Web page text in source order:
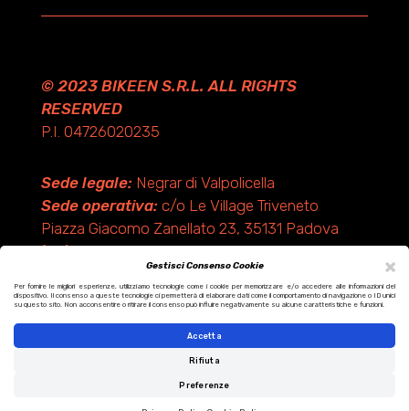
×
Gestisci Consenso Cookie
Per fornire le migliori esperienze, utilizziamo tecnologie come i cookie per memorizzare e/o accedere alle informazioni del
dispositivo. Il consenso a queste tecnologie ci permetterà di elaborare dati come il comportamento di navigazione o ID unici
su questo sito. Non acconsentire o ritirare il consenso può influire negativamente su alcune caratteristiche e funzioni.
Accetta
Rifiuta
Preferenze
© 2023 BIKEEN S.R.L. ALL RIGHTS
RESERVED
P.I. 04726020235
Sede legale:Negrar di Valpolicella
Sede operativa:c/o Le Village Triveneto
Piazza Giacomo Zanellato 23, 35131 Padova
(PD)
Design by KF ADV
Development by Italix.net